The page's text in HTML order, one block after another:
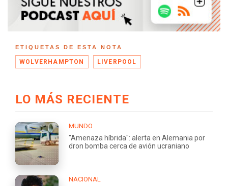
ETIQUETAS DE ESTA NOTA
WOLVERHAMPTON LIVERPOOL
LO MÁS RECIENTE
MUNDO
"Amenaza híbrida": alerta en Alemania por
dron bomba cerca de avión ucraniano
NACIONAL